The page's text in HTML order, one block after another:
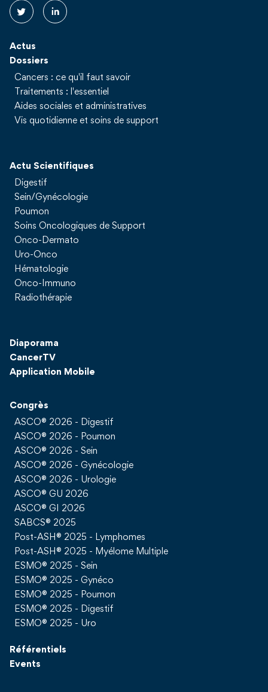
Actus
Dossiers
Cancers : ce qu'il faut savoir
Traitements : l'essentiel
Aides sociales et administratives
Vis quotidienne et soins de support
Actu Scientifiques
Digestif
Sein/Gynécologie
Poumon
Soins Oncologiques de Support
Onco-Dermato
Uro-Onco
Hématologie
Onco-Immuno
Radiothérapie
Diaporama
CancerTV
Application Mobile
Congrès
ASCO® 2026 - Digestif
ASCO® 2026 - Poumon
ASCO® 2026 - Sein
ASCO® 2026 - Gynécologie
ASCO® 2026 - Urologie
ASCO® GU 2026
ASCO® GI 2026
SABCS® 2025
Post-ASH® 2025 - Lymphomes
Post-ASH® 2025 - Myélome Multiple
ESMO® 2025 - Sein
ESMO® 2025 - Gynéco
ESMO® 2025 - Poumon
ESMO® 2025 - Digestif
ESMO® 2025 - Uro
Référentiels
Events